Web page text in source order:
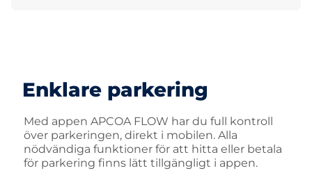
Enklare parkering
Med appen APCOA FLOW har du full kontroll
över parkeringen, direkt i mobilen. Alla
nödvändiga funktioner för att hitta eller betala
för parkering finns lätt tillgängligt i appen.